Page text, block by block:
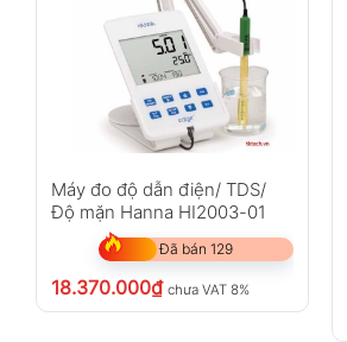
Máy đo độ dẫn điện/ TDS/
Độ mặn Hanna HI2003-01
Đã bán 129
18.370.000₫ chưa VAT 8%